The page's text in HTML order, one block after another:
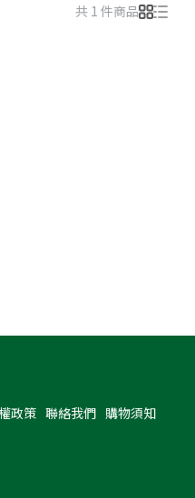
共 1 件商品
政策 聯絡我們 購物須知